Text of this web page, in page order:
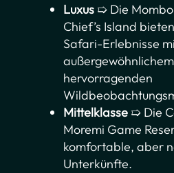
Luxus ➯ Die
Chief’s Island
Safari-Erlebnisse
hervorragenden
Mittelklasse ➯ Die
Moremi Game
komfortable, aber
Unterkünfte.